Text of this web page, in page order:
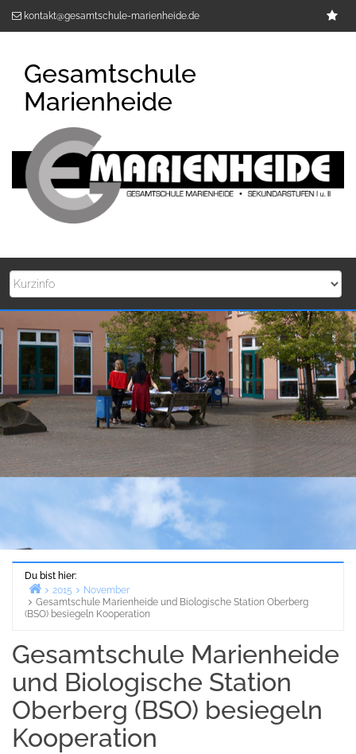
kontakt@gesamtschule-marienheide.de
Gesamtschule
Marienheide
Du bist hier:
Start
2015
November
Gesamtschule Marienheide und Biologische Station Oberberg
(BSO) besiegeln Kooperation
Gesamtschule Marienheide
und Biologische Station
Oberberg (BSO) besiegeln
Kooperation